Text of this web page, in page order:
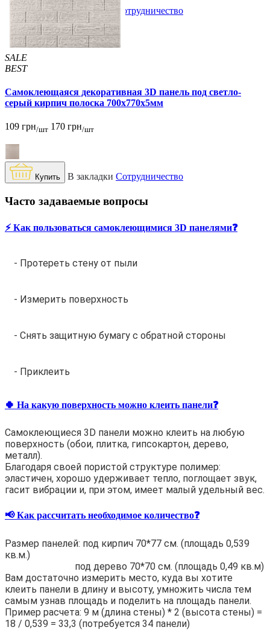
Купить В закладки Сотрудничество
SALE
BEST
Самоклеющаяся декоративная 3D панель под светло-
серый кирпич полоска 700x770x5мм
109 грн/шт 170 грн/шт
Купить В закладки Сотрудничество
Часто задаваемые вопросы
⚡️ Как пользоваться самоклеющимися 3D панелями❓
- Протереть стену от пыли
- Измерить поверхность
- Снять защитную бумагу с обратной стороны
- Приклеить
🍀 На какую поверхность можно клеить панели❓
Самоклеющиеся 3D панели можно клеить на любую
поверхность (обои, плитка, гипсокартон, дерево,
металл).
Благодаря своей пористой структуре полимер:
эластичен, хорошо удерживает тепло, поглощает звук,
гасит вибрации и, при этом, имеет малый удельный вес.
📢 Как рассчитать необходимое количество❓
Размер панелей: под кирпич 70*77 см. (площадь 0,539
кв.м.)
под дерево 70*70 см. (площадь 0,49 кв.м)
Вам достаточно измерить место, куда вы хотите
клеить панели в длину и высоту, умножить числа тем
самым узнав площадь и поделить на площадь панели.
Пример расчета: 9 м (длина стены) * 2 (высота стены) =
18 / 0,539 = 33,3 (потребуется 34 панели)